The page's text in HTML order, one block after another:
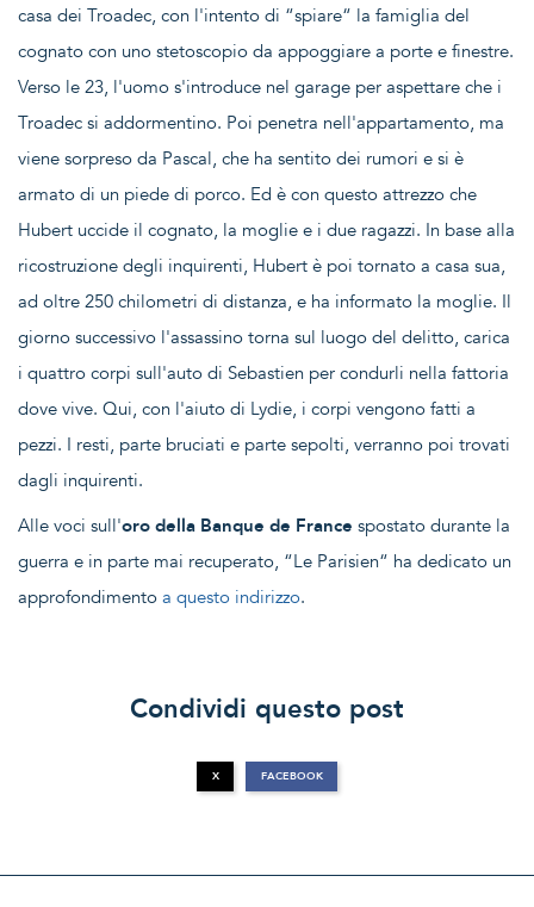
casa dei Troadec, con l'intento di “spiare“ la famiglia del
cognato con uno stetoscopio da appoggiare a porte e finestre.
Verso le 23, l'uomo s'introduce nel garage per aspettare che i
Troadec si addormentino. Poi penetra nell'appartamento, ma
viene sorpreso da Pascal, che ha sentito dei rumori e si è
armato di un piede di porco. Ed è con questo attrezzo che
Hubert uccide il cognato, la moglie e i due ragazzi. In base alla
ricostruzione degli inquirenti, Hubert è poi tornato a casa sua,
ad oltre 250 chilometri di distanza, e ha informato la moglie. Il
giorno successivo l'assassino torna sul luogo del delitto, carica
i quattro corpi sull'auto di Sebastien per condurli nella fattoria
dove vive. Qui, con l'aiuto di Lydie, i corpi vengono fatti a
pezzi. I resti, parte bruciati e parte sepolti, verranno poi trovati
dagli inquirenti.
Alle voci sull'oro della Banque de France spostato durante la
guerra e in parte mai recuperato, “Le Parisien“ ha dedicato un
approfondimento a questo indirizzo.
Condividi questo post
X FACEBOOK